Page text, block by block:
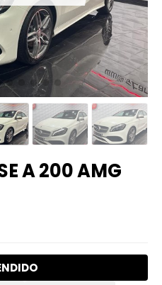
A 200 AMG